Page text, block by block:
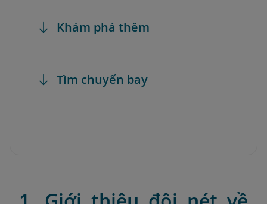
Khám phá thêm
Tìm chuyến bay